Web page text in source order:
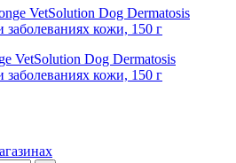
VetSolution Dog Dermatosis
заболеваниях кожи, 150 г